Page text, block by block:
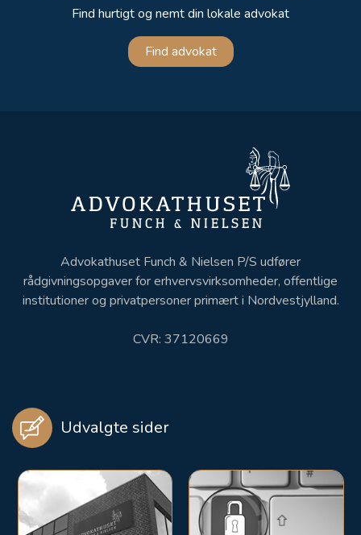
Find hurtigt og nemt din lokale advokat
Find advokat
Advokathuset Funch & Nielsen P/S udfører
rådgivningsopgaver for erhvervsvirksomheder, offentlige
institutioner og privatpersoner primært i Nordvestjylland.
CVR: 37120669
Udvalgte sider